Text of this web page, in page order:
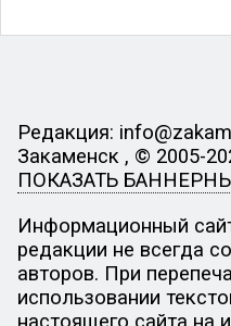
Редакция:
Закаменск , © 2005-
ПОКАЗАТЬ
Информационный
редакции не всегда
авторов. При
использовании